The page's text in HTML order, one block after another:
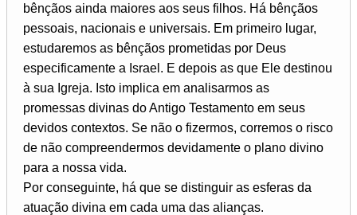
bênçãos ainda maiores aos seus filhos. Há bênçãos
pessoais, nacionais e universais. Em primeiro lugar,
estudaremos as bênçãos prometidas por Deus
especificamente a Israel. E depois as que Ele destinou
à sua Igreja. Isto implica em analisarmos as
promessas divinas do Antigo Testamento em seus
devidos contextos. Se não o fizermos, corremos o risco
de não compreendermos devidamente o plano divino
para a nossa vida.
Por conseguinte, há que se distinguir as esferas da
atuação divina em cada uma das alianças.